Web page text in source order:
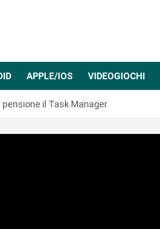
APPLE/IOS VIDEOGIOCHI
il Task Manager